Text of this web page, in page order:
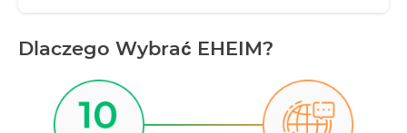
Dlaczego Wybrać EHEIM?